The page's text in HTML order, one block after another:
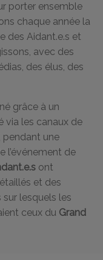
porter ensemble
chaque année la
des Aidant.e.s et
avec des
des élus, des
grâce à un
via les canaux de
une
l’événement de
ont
et des
lesquels les
ceux du Grand